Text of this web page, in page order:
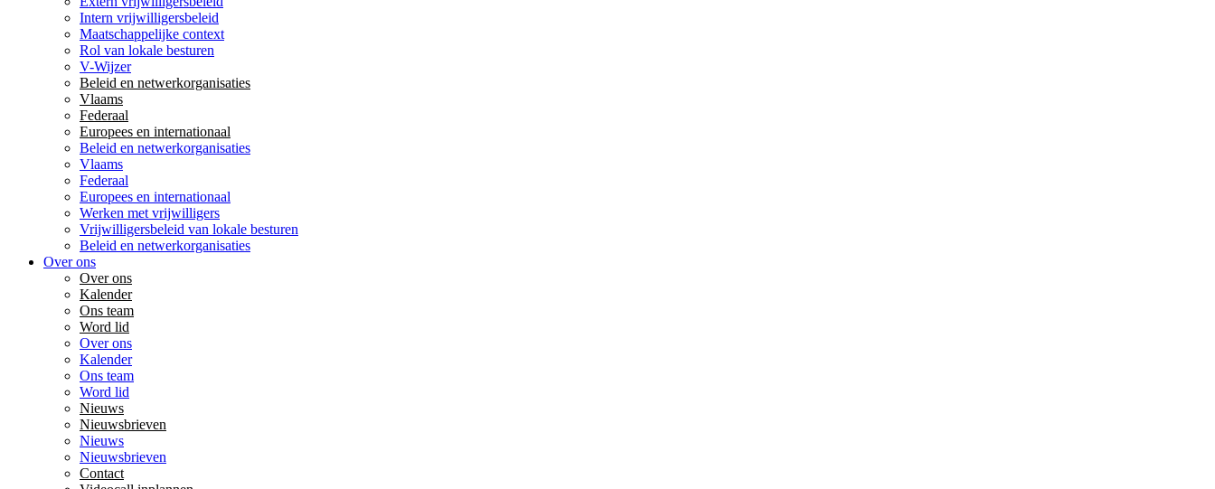
Intern vrijwilligersbeleid
Maatschappelijke context
Rol van lokale besturen
V-Wijzer
Beleid en netwerkorganisaties
Vlaams
Federaal
Europees en internationaal
Beleid en netwerkorganisaties
Vlaams
Federaal
Europees en internationaal
Werken met vrijwilligers
Vrijwilligersbeleid van lokale besturen
Beleid en netwerkorganisaties
Over ons
Over ons
Kalender
Ons team
Word lid
Over ons
Kalender
Ons team
Word lid
Nieuws
Nieuwsbrieven
Nieuws
Nieuwsbrieven
Contact